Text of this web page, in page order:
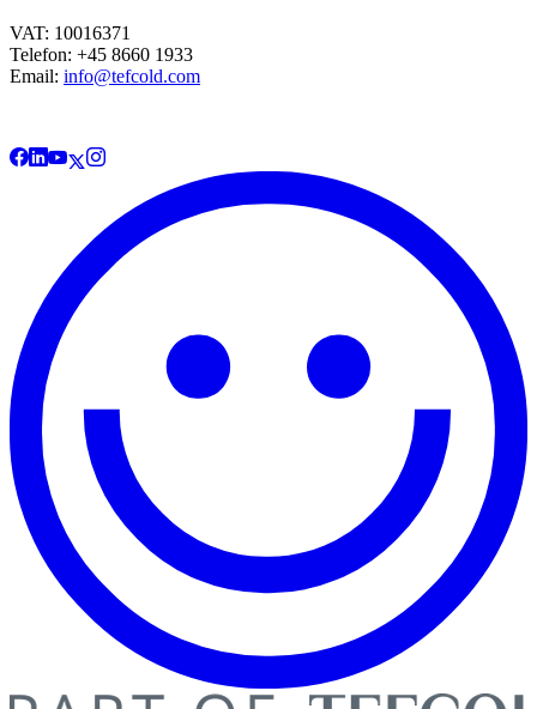
VAT: 10016371
Telefon: +45 8660 1933
Email: info@tefcold.com